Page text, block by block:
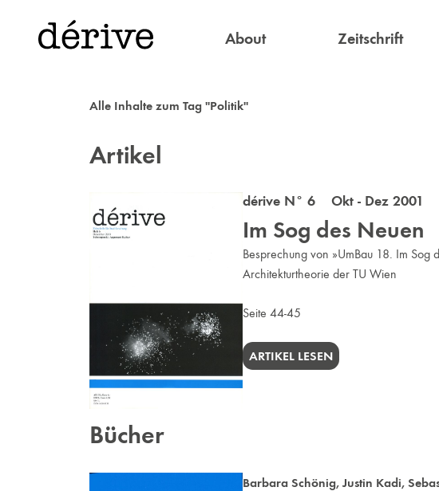
About Zeitschrift
Alle Inhalte zum Tag "Politik"
Artikel
dérive N° 6 Okt - Dez 2001
Im Sog des Neuen
Besprechung von »UmBau 18. Im
Architekturtheorie der TU Wien
Seite 44-45
ARTIKEL LESEN
Bücher
Barbara Schönig, Justin Kadi,